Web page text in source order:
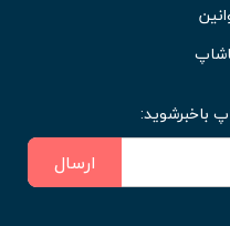
باخبرشوید:
ارسال